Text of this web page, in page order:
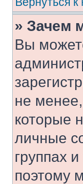
» Зачем
Вы
не
которые
личные
группах
поэтому